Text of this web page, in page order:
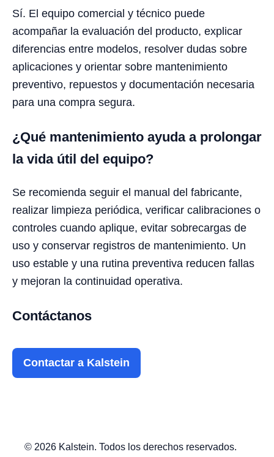
Sí. El equipo comercial y técnico puede
acompañar la evaluación del producto, explicar
diferencias entre modelos, resolver dudas sobre
aplicaciones y orientar sobre mantenimiento
preventivo, repuestos y documentación necesaria
para una compra segura.
¿Qué mantenimiento ayuda a prolongar
la vida útil del equipo?
Se recomienda seguir el manual del fabricante,
realizar limpieza periódica, verificar calibraciones o
controles cuando aplique, evitar sobrecargas de
uso y conservar registros de mantenimiento. Un
uso estable y una rutina preventiva reducen fallas
y mejoran la continuidad operativa.
Contáctanos
Contactar a Kalstein
© 2026 Kalstein. Todos los derechos reservados.